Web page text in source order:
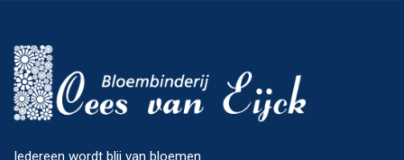
Iedereen wordt blij van bloemen